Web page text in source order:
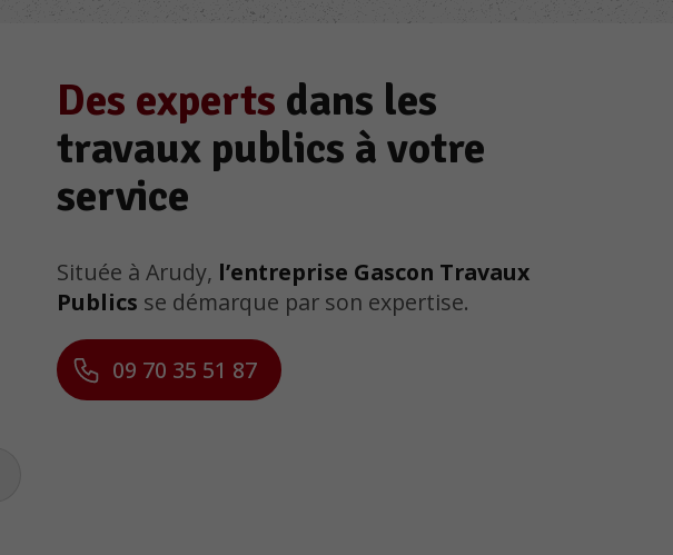
Des experts dans les
travaux publics à votre
service
Située à Arudy, l’entreprise Gascon Travaux
Publics se démarque par son expertise.
09 70 35 51 87